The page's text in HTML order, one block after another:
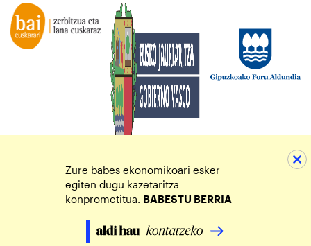
Zure babes ekonomikoari esker
egiten dugu kazetaritza
konprometitua. BABESTU BERRIA